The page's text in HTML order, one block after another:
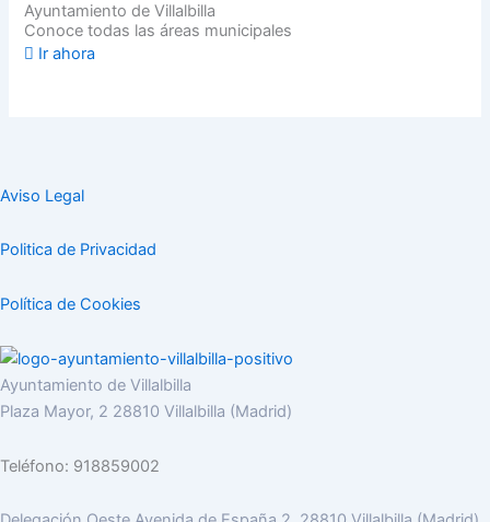
Ayuntamiento de Villalbilla
Conoce todas las áreas municipales
Ir ahora
Aviso Legal
Politica de Privacidad
Política de Cookies
Ayuntamiento de Villalbilla
Plaza Mayor, 2 28810 Villalbilla (Madrid)
Teléfono: 918859002